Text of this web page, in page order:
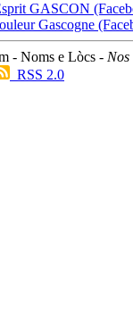
GASCON
Gascogne
- Noms e Lòcs - Nos
RSS 2.0